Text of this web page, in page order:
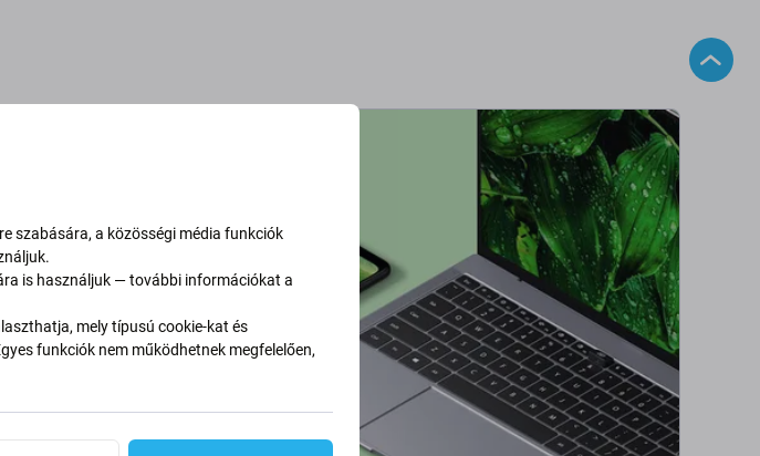
szabására, a közösségi média funkciók
is használjuk — további információkat a
mely típusú cookie-kat és
funkciók nem működhetnek megfelelően,